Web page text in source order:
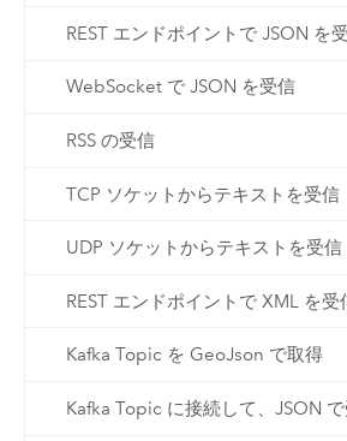
REST エンドポイントで JSON を
WebSocket で JSON を受信
RSS の受信
TCP ソケットからテキストを受信
UDP ソケットからテキストを受信
REST エンドポイントで XML を受
Kafka Topic を GeoJson で取得
Kafka Topic に接続して、JSON